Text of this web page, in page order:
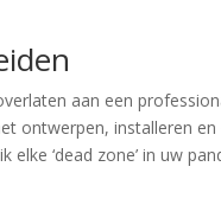
aan een
ontwerpen, installeren
elke ‘dead zone’ in uw